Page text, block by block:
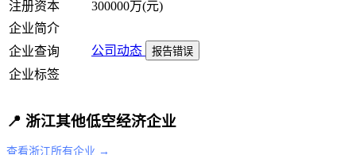
注册资本
300000万(元)
企业简介
企业查询
公司动态 报告错误
企业标签
📍 浙江其他低空经济企业
查看浙江所有企业 →